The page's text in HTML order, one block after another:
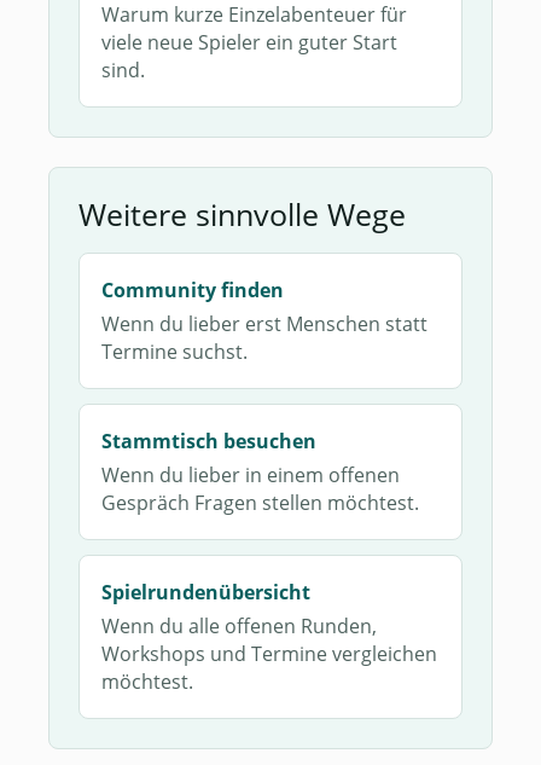
Warum kurze Einzelabenteuer für
viele neue Spieler ein guter Start
sind.
Weitere sinnvolle Wege
Community finden
Wenn du lieber erst Menschen statt
Termine suchst.
Stammtisch besuchen
Wenn du lieber in einem offenen
Gespräch Fragen stellen möchtest.
Spielrundenübersicht
Wenn du alle offenen Runden,
Workshops und Termine vergleichen
möchtest.